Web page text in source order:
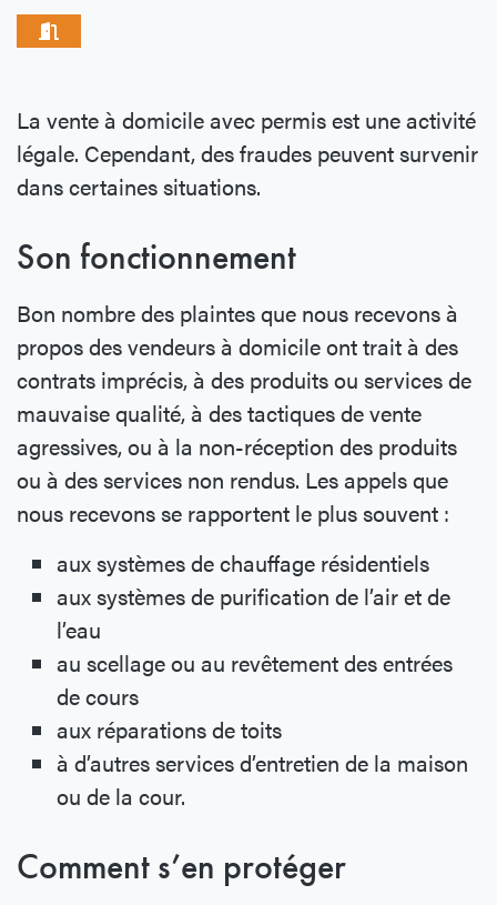
La vente à domicile avec permis est une activité
légale. Cependant, des fraudes peuvent survenir
dans certaines situations.
Son fonctionnement
Bon nombre des plaintes que nous recevons à
propos des vendeurs à domicile ont trait à des
contrats imprécis, à des produits ou services de
mauvaise qualité, à des tactiques de vente
agressives, ou à la non-réception des produits
ou à des services non rendus. Les appels que
nous recevons se rapportent le plus souvent :
aux systèmes de chauffage résidentiels
aux systèmes de purification de l’air et de
l’eau
au scellage ou au revêtement des entrées
de cours
aux réparations de toits
à d’autres services d’entretien de la maison
ou de la cour.
Comment s’en protéger